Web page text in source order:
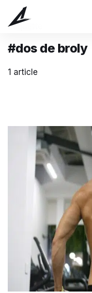
Étiquette
#dos de broly
1 article